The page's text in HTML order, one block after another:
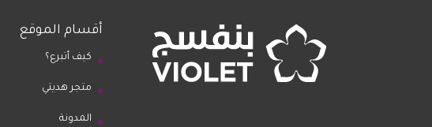
أقسام الموقع
كيف أتبرع؟
متجر هديتي
المدونة